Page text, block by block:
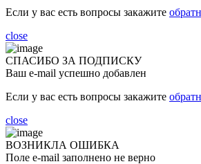
Если у вас есть вопросы закажите
close
СПАСИБО ЗА ПОДПИСКУ
Ваш e-mail успешно добавлен
Если у вас есть вопросы закажите
close
ВОЗНИКЛА ОШИБКА
Поле e-mail заполнено не верно